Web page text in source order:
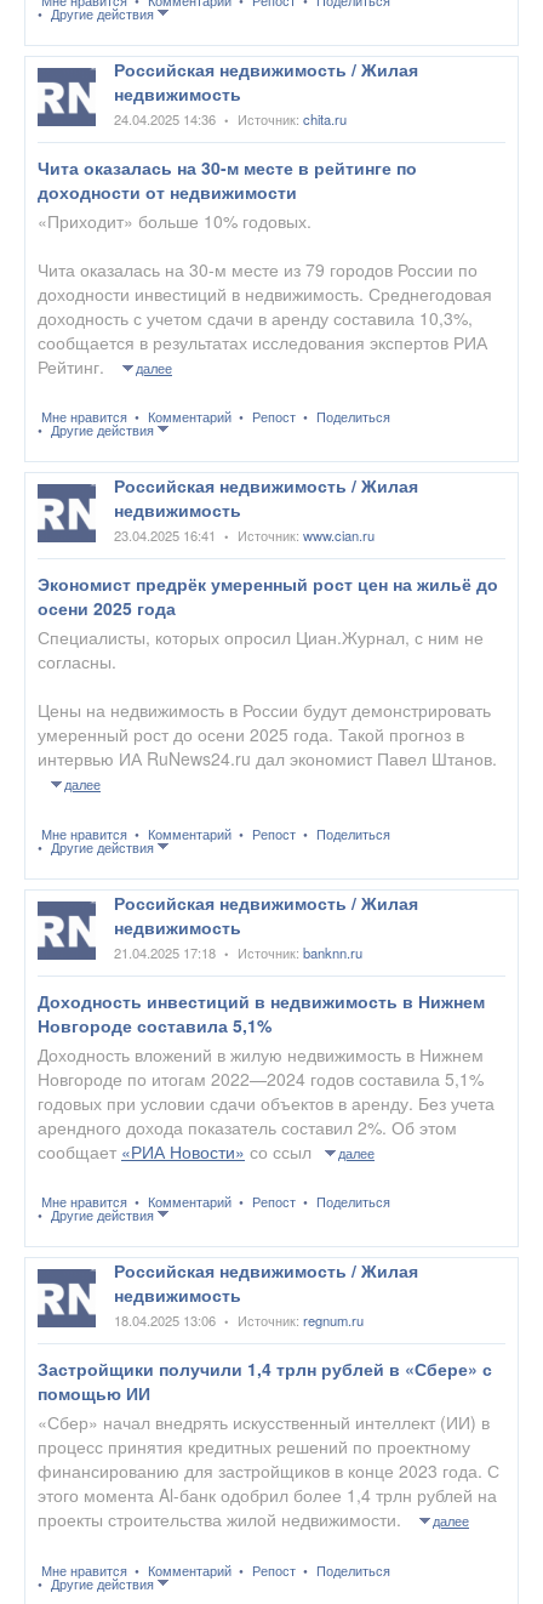
Другие действия
Российская недвижимость / Жилая
недвижимость
24.04.2025 14:36 • Источник: chita.ru
Чита оказалась на 30-м месте в рейтинге по
доходности от недвижимости
«Приходит» больше 10% годовых.
Чита оказалась на 30-м месте из 79 городов России по
доходности инвестиций в недвижимость. Среднегодовая
доходность с учетом сдачи в аренду составила 10,3%,
сообщается в результатах исследования экспертов РИА
Рейтинг.
далее
Мне нравится Комментарий Репост Поделиться
Другие действия
Российская недвижимость / Жилая
недвижимость
23.04.2025 16:41 • Источник: www.cian.ru
Экономист предрёк умеренный рост цен на жильё до
осени 2025 года
Специалисты, которых опросил Циан.Журнал, с ним не
согласны.
Цены на недвижимость в России будут демонстрировать
умеренный рост до осени 2025 года. Такой прогноз в
интервью ИА RuNews24.ru дал экономист Павел Штанов.
далее
Мне нравится Комментарий Репост Поделиться
Другие действия
Российская недвижимость / Жилая
недвижимость
21.04.2025 17:18 • Источник: banknn.ru
Доходность инвестиций в недвижимость в Нижнем
Новгороде составила 5,1%
Доходность вложений в жилую недвижимость в Нижнем
Новгороде по итогам 2022—2024 годов составила 5,1%
годовых при условии сдачи объектов в аренду. Без учета
арендного дохода показатель составил 2%. Об этом
сообщает «РИА Новости» со ссыл далее
Мне нравится Комментарий Репост Поделиться
Другие действия
Российская недвижимость / Жилая
недвижимость
18.04.2025 13:06 • Источник: regnum.ru
Застройщики получили 1,4 трлн рублей в «Сбере» с
помощью ИИ
«Сбер» начал внедрять искусственный интеллект (ИИ) в
процесс принятия кредитных решений по проектному
финансированию для застройщиков в конце 2023 года. С
этого момента Al-банк одобрил более 1,4 трлн рублей на
проекты строительства жилой недвижимости.
далее
Мне нравится Комментарий Репост Поделиться
Другие действия